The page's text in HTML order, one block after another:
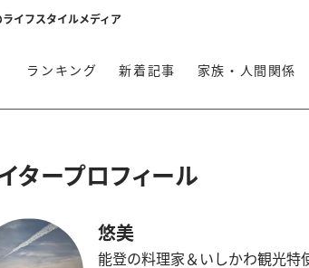
イフスタイルメディア
ランキング 新着記事 家族・人間関係
タープロフィール
悠美
能登の料理家＆いしかわ観光特